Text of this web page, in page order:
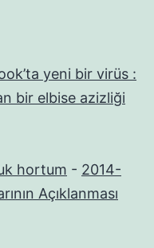
yeni bir virüs :
bir elbise azizliği
hortum - 2014-
Açıklanması